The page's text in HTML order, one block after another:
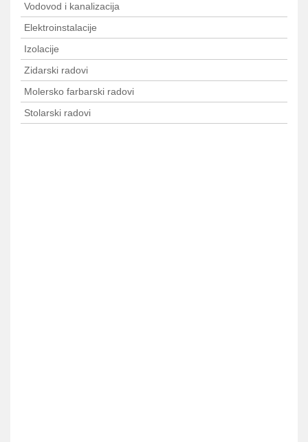
Vodovod i kanalizacija
Elektroinstalacije
Izolacije
Zidarski radovi
Molersko farbarski radovi
Stolarski radovi